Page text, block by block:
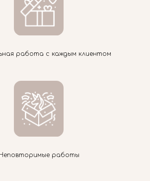
работа с каждым клиентом
работы